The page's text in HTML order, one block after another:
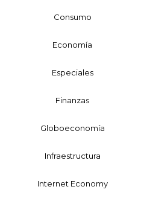
Consumo
Economía
Especiales
Finanzas
Globoeconomía
Infraestructura
Internet Economy